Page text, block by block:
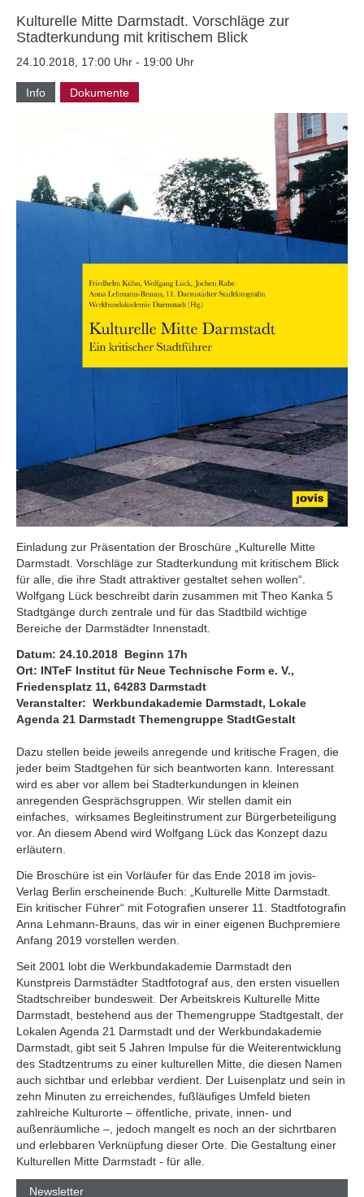
Kulturelle Mitte Darmstadt. Vorschläge zur
Stadterkundung mit kritischem Blick
24.10.2018, 17:00 Uhr - 19:00 Uhr
Info Dokumente
Einladung zur Präsentation der Broschüre „Kulturelle Mitte
Darmstadt. Vorschläge zur Stadterkundung mit kritischem Blick
für alle, die ihre Stadt attraktiver gestaltet sehen wollen“.
Wolfgang Lück beschreibt darin zusammen mit Theo Kanka 5
Stadtgänge durch zentrale und für das Stadtbild wichtige
Bereiche der Darmstädter Innenstadt.
Datum: 24.10.2018 Beginn 17h
Ort: INTeF Institut für Neue Technische Form e. V.,
Friedensplatz 11, 64283 Darmstadt
Veranstalter: Werkbundakademie Darmstadt, Lokale
Agenda 21 Darmstadt Themengruppe StadtGestalt
Dazu stellen beide jeweils anregende und kritische Fragen, die
jeder beim Stadtgehen für sich beantworten kann. Interessant
wird es aber vor allem bei Stadterkundungen in kleinen
anregenden Gesprächsgruppen. Wir stellen damit ein
einfaches, wirksames Begleitinstrument zur Bürgerbeteiligung
vor. An diesem Abend wird Wolfgang Lück das Konzept dazu
erläutern.
Die Broschüre ist ein Vorläufer für das Ende 2018 im jovis-
Verlag Berlin erscheinende Buch: „Kulturelle Mitte Darmstadt.
Ein kritischer Führer“ mit Fotografien unserer 11. Stadtfotografin
Anna Lehmann-Brauns, das wir in einer eigenen Buchpremiere
Anfang 2019 vorstellen werden.
Seit 2001 lobt die Werkbundakademie Darmstadt den
Kunstpreis Darmstädter Stadtfotograf aus, den ersten visuellen
Stadtschreiber bundesweit. Der Arbeitskreis Kulturelle Mitte
Darmstadt, bestehend aus der Themengruppe Stadtgestalt, der
Lokalen Agenda 21 Darmstadt und der Werkbundakademie
Darmstadt, gibt seit 5 Jahren Impulse für die Weiterentwicklung
des Stadtzentrums zu einer kulturellen Mitte, die diesen Namen
auch sichtbar und erlebbar verdient. Der Luisenplatz und sein in
zehn Minuten zu erreichendes, fußläufiges Umfeld bieten
zahlreiche Kulturorte – öffentliche, private, innen- und
außenräumliche –, jedoch mangelt es noch an der sichrtbaren
und erlebbaren Verknüpfung dieser Orte. Die Gestaltung einer
Kulturellen Mitte Darmstadt - für alle.
Newsletter